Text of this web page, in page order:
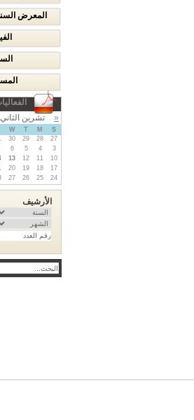
المعرض
«
تشرين الثاني 2019
S
M
T
W
27
28
29
30
3
4
5
6
10
11
12
13
17
18
19
20
24
25
26
27
الأرشيف